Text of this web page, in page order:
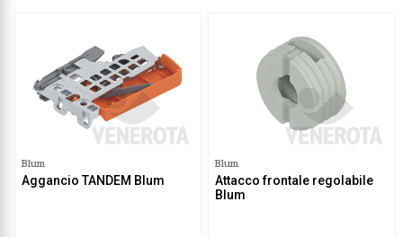
Blum
Aggancio TANDEM Blum
Blum
Attacco frontale regolabile
Blum